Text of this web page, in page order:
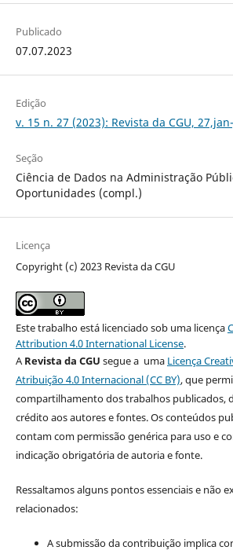
Publicado
07.07.2023
Edição
v. 15 n. 27 (2023): Revista da CGU,
Seção
Ciência de Dados na Administração
Oportunidades (compl.)
Licença
Copyright (c) 2023 Revista da CGU
Este trabalho está licenciado sob uma licença
Attribution 4.0 International License.
ARevista da CGU segue a uma Licença
Atribuição 4.0 Internacional (CC BY), que
compartilhamento dos trabalhos publicados,
crédito aos autores e fontes. Os conteúdos
contam com permissão genérica para uso e
indicação obrigatória de autoria e fonte.
Ressaltamos alguns pontos essenciais e não
relacionados:
A submissão da contribuição implica